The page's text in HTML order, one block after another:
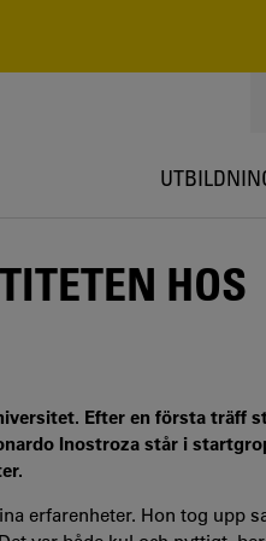
HOS
Efter en första träff
Inostroza står i
erfarenheter. Hon tog upp